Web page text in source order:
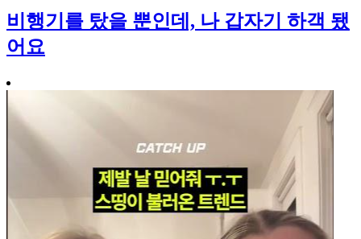
비행기를 탔을 뿐인데, 나 갑자기 하객 됐
어요